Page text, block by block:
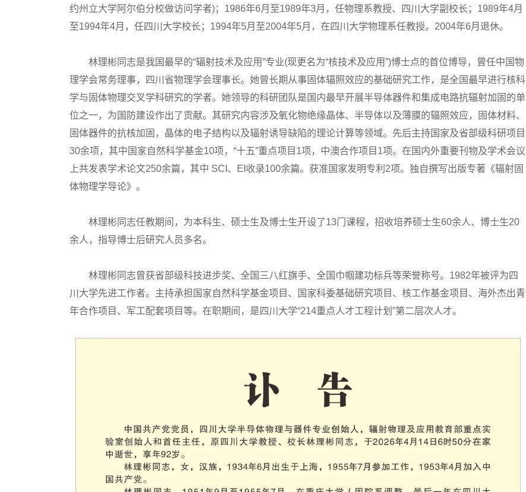
约州立大学阿尔伯分校做访问学者)；1986年6月至1989年3月，任物理系教授、四川大学副校长；1989年4月
至1994年4月，任四川大学校长；1994年5月至2004年5月，在四川大学物理系任教授。2004年6月退休。
林理彬同志是我国最早的“辐射技术及应用”专业(现更名为“核技术及应用”)博士点的首位博导，曾任中国物
理学会常务理事，四川省物理学会理事长。她曾长期从事固体辐照效应的基础研究工作，是全国最早进行核科
学与固体物理交叉学科研究的学者。她领导的科研团队是国内最早开展半导体器件和集成电路抗辐射加固的单
位之一，为国防建设作出了贡献。其研究内容涉及氧化物绝缘晶体、半导体以及薄膜的辐照效应，固体材料、
固体器件的抗核加固，晶体的电子结构以及辐射诱导缺陷的理论计算等领域。先后主持国家及省部级科研项目
30余项，其中国家自然科学基金10项，“十五”重点项目1项，中澳合作项目1项。在国内外重要刊物及学术会议
上共发表学术论文250余篇，其中 SCI、EI收录100余篇。获准国家发明专利2项。独自撰写出版专著《辐射固
体物理学导论》。
林理彬同志任教期间，为本科生、硕士生及博士生开设了13门课程，招收培养硕士生60余人、博士生20
余人，指导博士后研究人员多名。
林理彬同志曾获省部级科技进步奖、全国三八红旗手、全国巾帼建功标兵等荣誉称号。1982年被评为四
川大学先进工作者。主持承担国家自然科学基金项目、国家科委基础研究项目、核工作基金项目、海外杰出青
年合作项目、军工配套项目等。在职期间，是四川大学“214重点人才工程计划”第二层次人才。